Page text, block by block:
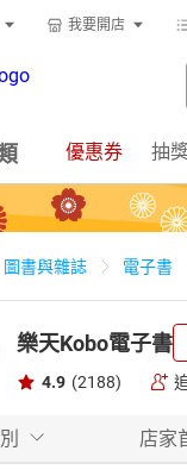
我要開店
優惠券 抽
圖書與雜誌 電子書
樂天Kobo電子書
4.9 (2188)
店家